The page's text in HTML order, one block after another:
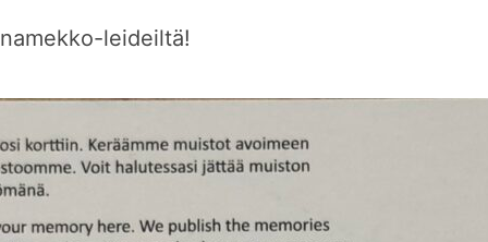
leideiltä!